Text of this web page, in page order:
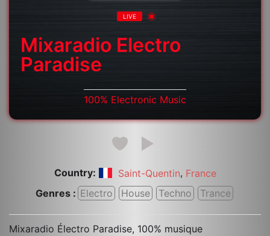
LIVE
Mixaradio Electro
Paradise
100% Electronic Music
Country: Saint-Quentin, France
Genres : Electro House Techno Trance
Mixaradio Électro Paradise, 100% musique